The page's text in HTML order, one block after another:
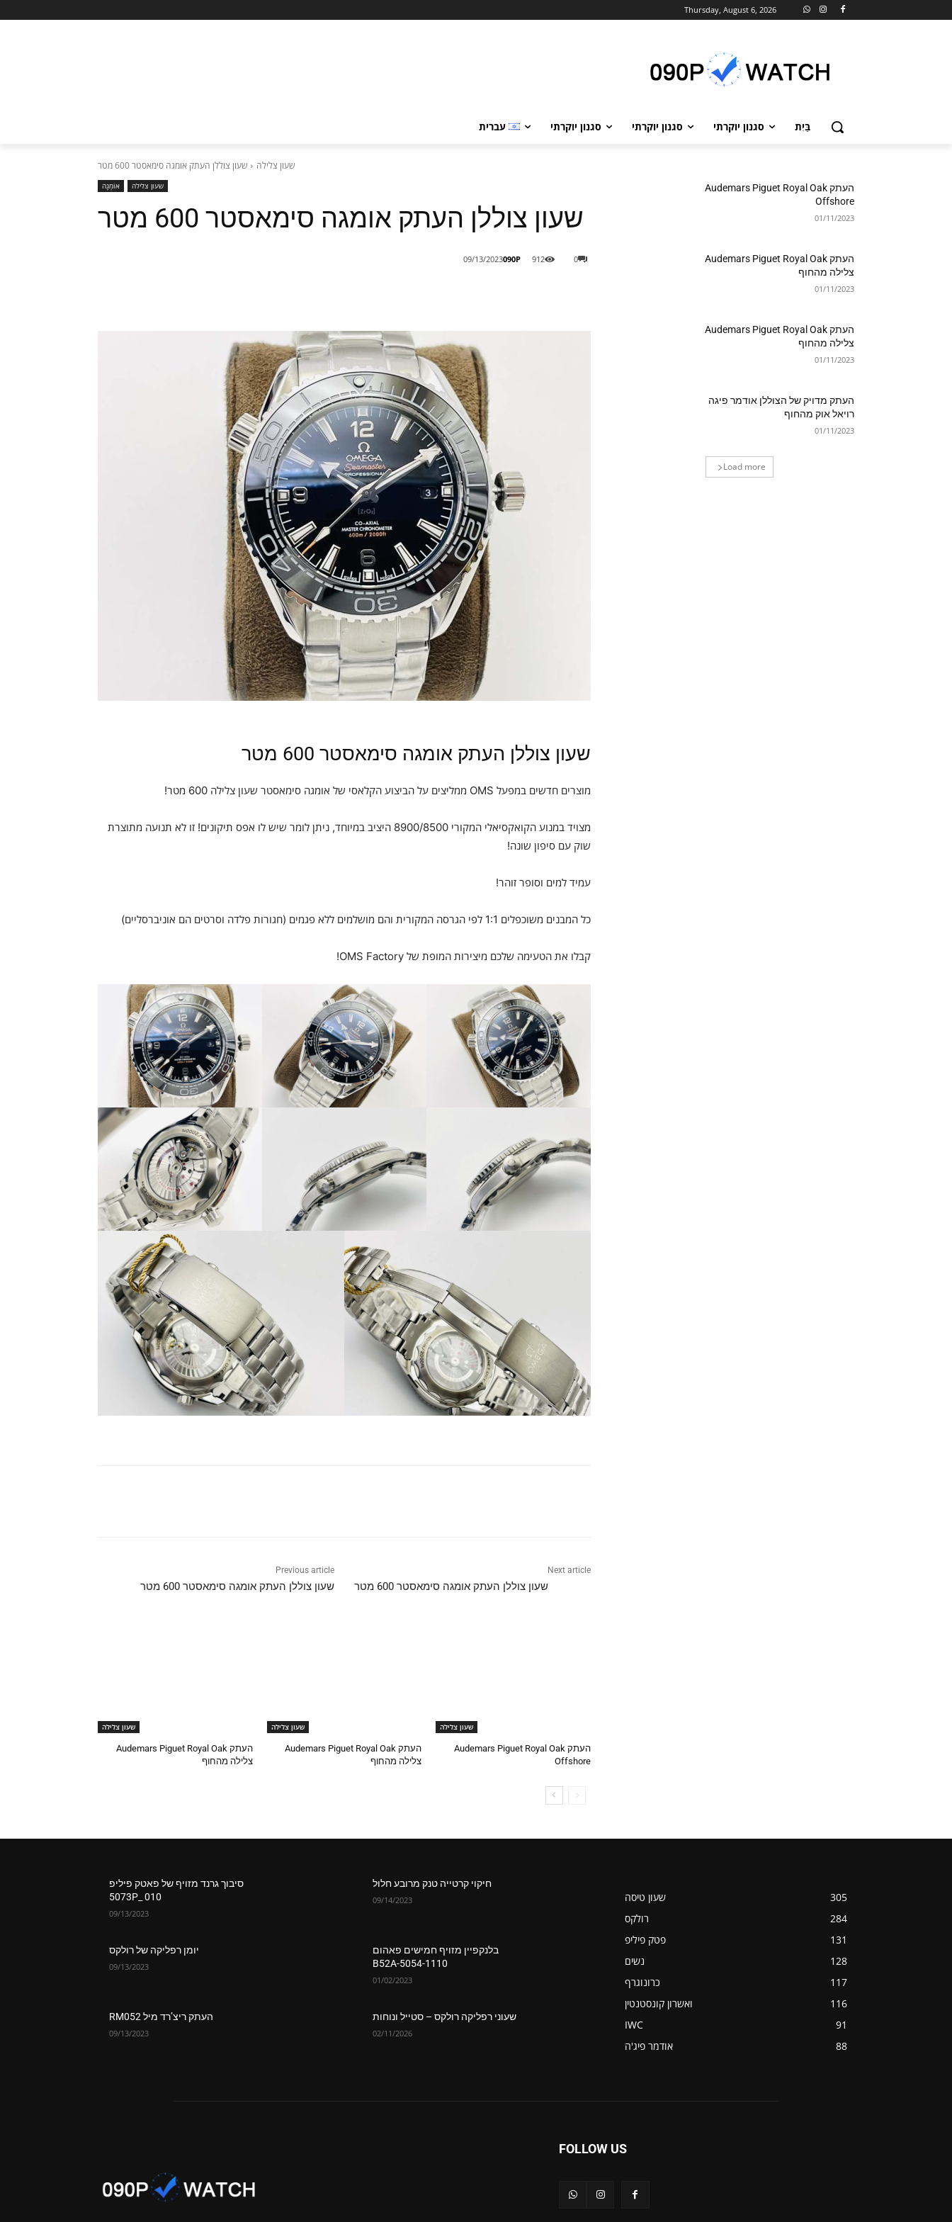
Thursday, August 6, 2026
בַּיִת סגנון יוקרתי סגנון יוקרתי סגנון יוקרתי עברית
שעון צלילה שעון צוללן העתק אומגה סימאסטר 600 מטר
שעון צלילה אוֹמֶגָה
שעון צוללן העתק אומגה סימאסטר 600 מטר
090P
09/13/2023 0
912
שעון צוללן העתק אומגה סימאסטר 600 מטר
מוצרים חדשים במפעל OMS ממליצים על הביצוע הקלאסי של אומגה סימאסטר שעון צלילה 600 מטר!
מצויד במנוע הקואקסיאלי המקורי 8900/8500 היציב במיוחד, ניתן לומר שיש לו אפס תיקונים! זו לא תנועה מתוצרת
שוק עם סיפון שונה!
עמיד למים וסופר זוהר!
כל המבנים משוכפלים 1:1 לפי הגרסה המקורית והם מושלמים ללא פגמים (חגורות פלדה וסרטים הם אוניברסליים)
קבלו את הטעימה שלכם מיצירות המופת של OMS Factory!
Previous article
שעון צוללן העתק אומגה סימאסטר 600 מטר
Next article
שעון צוללן העתק אומגה סימאסטר 600 מטר
שעון צלילה
העתק Audemars Piguet Royal Oak
Offshore
שעון צלילה
העתק Audemars Piguet Royal Oak
צלילה מהחוף
שעון צלילה
העתק Audemars Piguet Royal Oak
צלילה מהחוף
העתק Audemars Piguet Royal Oak
Offshore
01/11/2023
העתק Audemars Piguet Royal Oak
צלילה מהחוף
01/11/2023
העתק Audemars Piguet Royal Oak
צלילה מהחוף
01/11/2023
העתק מדויק של הצוללן אודמר פיגה
רויאל אוק מהחוף
01/11/2023
Load more
סיבוך גרנד מזויף של פאטק פיליפ
5073P_ 010
09/13/2023
יומן רפליקה של רולקס
09/13/2023
העתק ריצ’רד מיל RM052
09/13/2023
חיקוי קרטייה טנק מרובע חלול
09/14/2023
בלנקפיין מזויף חמישים פאהום
5054-1110-B52A
01/02/2023
שעוני רפליקה רולקס – סטייל ונוחות
02/11/2026
שעון טיסה
305
רולקס
284
פטק פיליפ
131
נשים
128
כרונוגרף
117
ואשרון קונסטנטין
116
IWC
91
אודמר פיג'ה
88
FOLLOW US